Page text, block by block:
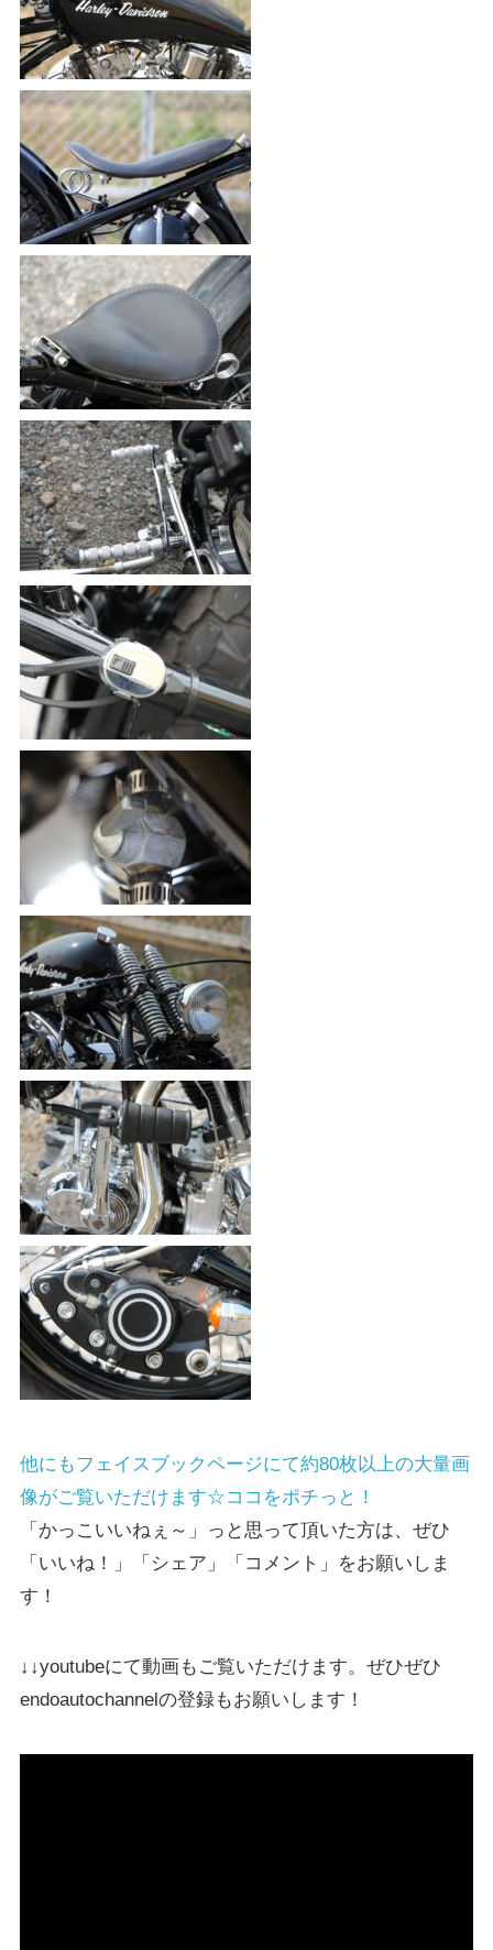
他にもフェイスブックページにて約80枚以上の大量画
像がご覧いただけます☆ココをポチっと！
「かっこいいねぇ～」っと思って頂いた方は、ぜひ
「いいね！」「シェア」「コメント」をお願いしま
す！
↓↓youtubeにて動画もご覧いただけます。ぜひぜひ
endoautochannelの登録もお願いします！